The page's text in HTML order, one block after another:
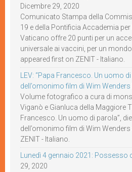
Dicembre 29, 2020
Comunicato Stampa della
19 e della Pontificia Accademia per
Vaticano offre 20 punti per un
universale ai vaccini, per un
appeared first on ZENIT - Italiano.
LEV: “Papa Francesco. Un uomo
dell’omonimo film di Wim Wenders
Volume fotografico a cura di
Viganò e Gianluca della Maggiore
Francesco. Un uomo di parola”,
dell’omonimo film di Wim
ZENIT - Italiano.
Lunedì 4 gennaio 2021: Possesso
29, 2020